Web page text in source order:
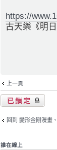
https://
古天樂《明
上一頁
主題已鎖定
回到 變形金剛漫畫
誰在線上